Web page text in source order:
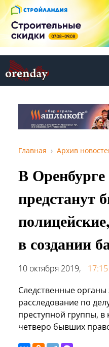
Главная Архив
В Оренбурге
предстанут
в создании
10 октября 2019, 17:15
Следственные
расследование по
преступной группы, в
четверо бывших